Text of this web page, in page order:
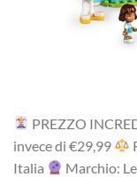
PREZZO
i‎nv‎ec‎e ‎di‎ €29,99
Italia
Marchio: